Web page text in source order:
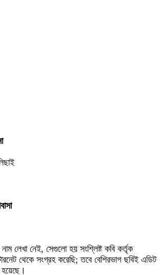
নাম লেখা নেই, সেগুলো হয় সংশ্লিষ্ট কবি কর্তৃক
থেকে সংগ্রহ করেছি; তবে বেশিরভাগ ছবিই এডিট